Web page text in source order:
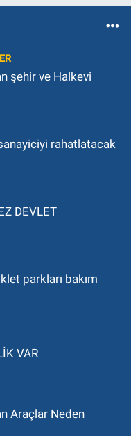
şehir ve Halkevi
rahatlatacak
DEVLET
parkları bakım
VAR
Araçlar Neden